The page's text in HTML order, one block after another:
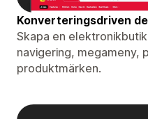
Konverteringsdriven
Skapa en
navigering, megameny,
produktmärken.